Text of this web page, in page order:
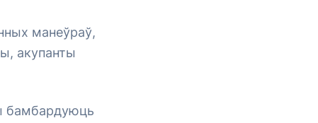
манеўраў,
акупанты
бамбардуюць